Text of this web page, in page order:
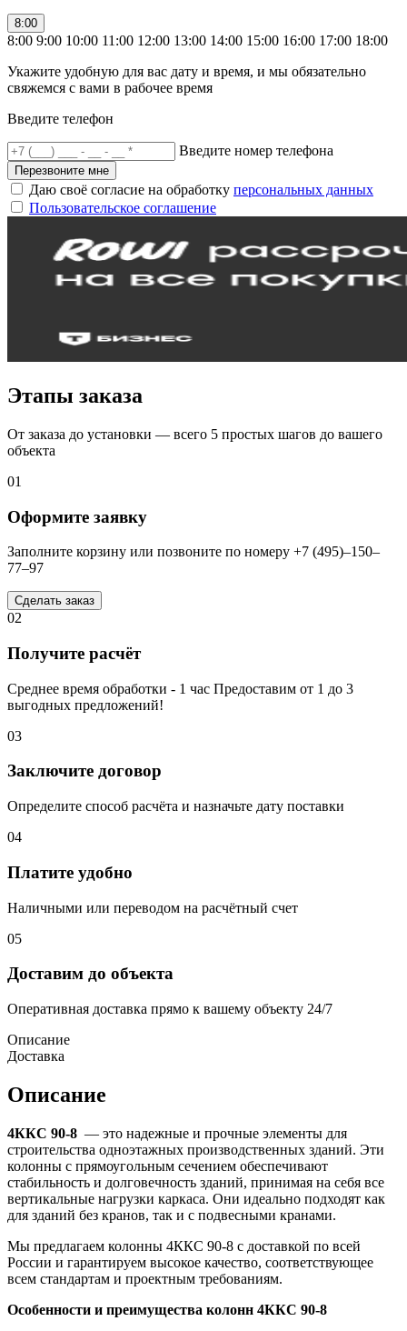
8:00
8:00 9:00 10:00 11:00 12:00 13:00 14:00 15:00 16:00 17:00 18:00
Укажите удобную для вас дату и время, и мы обязательно
свяжемся с вами в рабочее время
Введите телефон
Введите номер телефона
Перезвоните мне
Даю своё согласие на обработку персональных данных
Пользовательское соглашение
Этапы заказа
От заказа до установки — всего 5 простых шагов до вашего
объекта
01
Оформите заявку
Заполните корзину или позвоните по номеру +7 (495)–150–
77–97
Сделать заказ
02
Получите расчёт
Среднее время обработки - 1 час Предоставим от 1 до 3
выгодных предложений!
03
Заключите договор
Определите способ расчёта и назначьте дату поставки
04
Платите удобно
Наличными или переводом на расчётный счет
05
Доставим до объекта
Оперативная доставка прямо к вашему объекту 24/7
Описание
Доставка
Описание
4ККС 90-8 — это надежные и прочные элементы для
строительства одноэтажных производственных зданий. Эти
колонны с прямоугольным сечением обеспечивают
стабильность и долговечность зданий, принимая на себя все
вертикальные нагрузки каркаса. Они идеально подходят как
для зданий без кранов, так и с подвесными кранами.
Мы предлагаем колонны 4ККС 90-8 с доставкой по всей
России и гарантируем высокое качество, соответствующее
всем стандартам и проектным требованиям.
Особенности и преимущества колонн 4ККС 90-8